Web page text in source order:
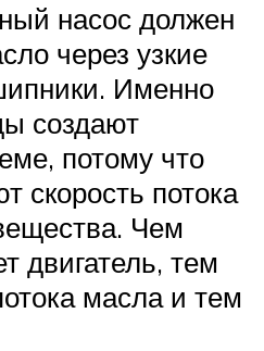
насос должен
через узкие
Именно
создают
потому что
скорость потока
Чем
двигатель, тем
масла и тем